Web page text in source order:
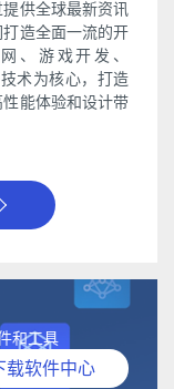
供全球最新资讯
造全面一流的开
、游戏开发、
术为核心，打造
能体验和设计带
和工具
载软件中心